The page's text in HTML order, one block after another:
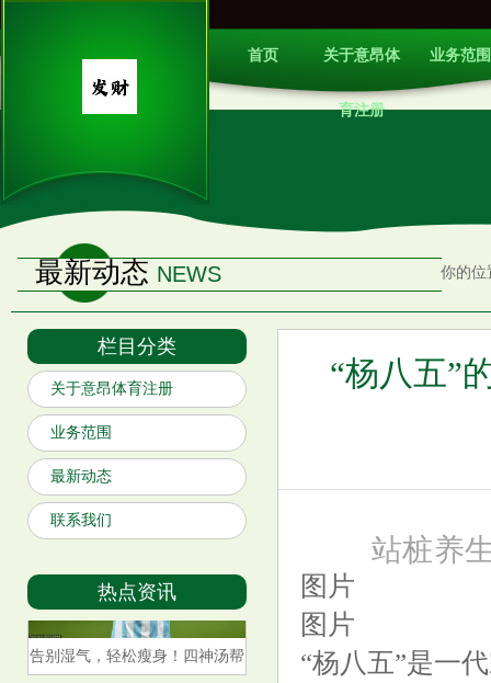
首页 关于意昂体
育注册
业务范围
最新动态 NEWS 你的位
栏目分类
关于意昂体育注册
业务范围
最新动态
联系我们
热点资讯
告别湿气，轻松瘦身！四神汤帮
你调理脾胃减掉顽固脂肪！
“杨八五”
站桩养
图片
图片
“杨八五”是一